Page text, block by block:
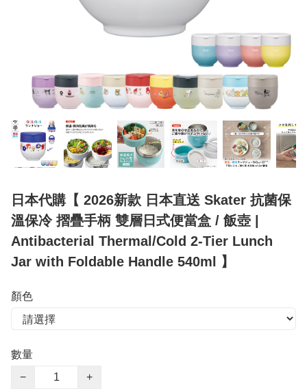
日本代購【 2026新款 日本直送 Skater 抗菌保
溫保冷 摺疊手柄 雙層日式便當盒 / 飯壺 |
Antibacterial Thermal/Cold 2-Tier Lunch
Jar with Foldable Handle 540ml 】
顏色
數量
−
+